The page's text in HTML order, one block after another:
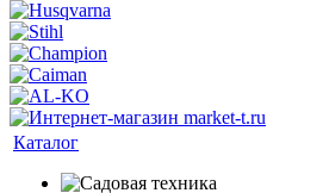
Каталог